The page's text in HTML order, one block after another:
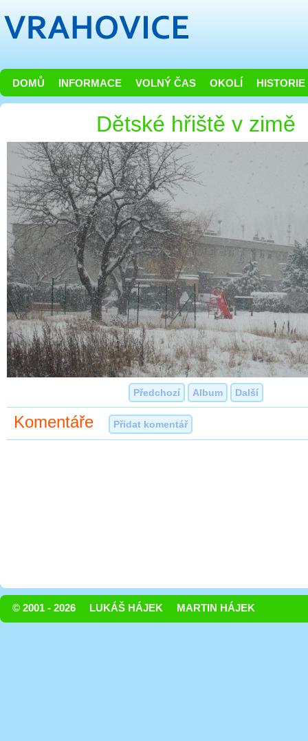
DOMŮ INFORMACE VOLNÝ ČAS OKOLÍ HISTORIE
Dětské hřiště v zimě
Předchozí Album Další
Komentáře Přidat komentář
© 2001 - 2026 LUKÁŠ HÁJEK MARTIN HÁJEK